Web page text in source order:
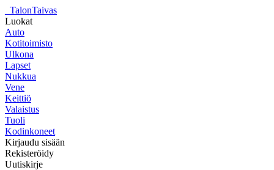
TalonTaivas
Luokat
Auto
Kotitoimisto
Ulkona
Lapset
Nukkua
Vene
Keittiö
Valaistus
Tuoli
Kodinkoneet
Kirjaudu sisään
Rekisteröidy
Uutiskirje